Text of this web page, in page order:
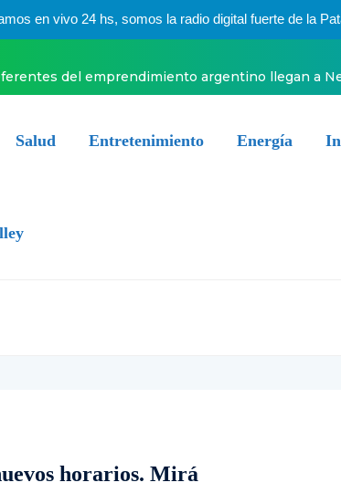
en vivo 24 hs, somos la radio digital fuerte de la
del emprendimiento argentino llegan a
Salud Entretenimiento Energía
horarios. Mirá